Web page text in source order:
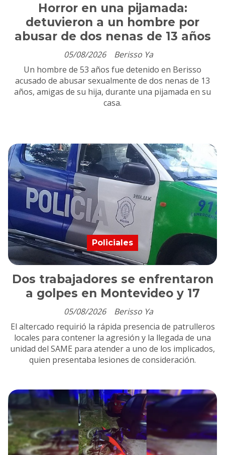
Horror en una pijamada:
detuvieron a un hombre por
abusar de dos nenas de 13 años
Berisso Ya
05/08/2026
Un hombre de 53 años fue detenido en Berisso
acusado de abusar sexualmente de dos nenas de 13
años, amigas de su hija, durante una pijamada en su
casa.
Dos trabajadores se enfrentaron
a golpes en Montevideo y 17
Berisso Ya
Policiales
05/08/2026
El altercado requirió la rápida presencia de patrulleros
locales para contener la agresión y la llegada de una
unidad del SAME para atender a uno de los implicados,
quien presentaba lesiones de consideración.